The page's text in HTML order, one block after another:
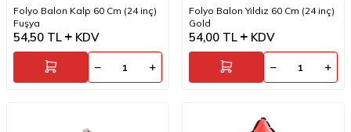
Folyo Balon Kalp 60 Cm (24 inç)
Fuşya
54,50 TL KDV
Folyo Balon Yıldız 60 Cm (24 inç)
Gold
54,00 TL KDV